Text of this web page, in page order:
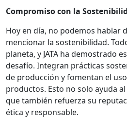
Compromiso con la
Hoy en día, no podemos hablar
mencionar la sostenibilidad.
planeta, y JATA ha demostrado
desafío. Integran prácticas
de producción y fomentan el
productos. Esto no solo ayuda
que también refuerza su
ética y responsable.